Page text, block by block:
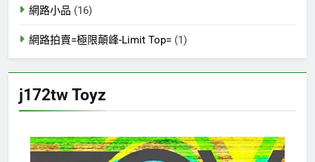
網路小品 (16)
網路拍賣=極限顛峰-Limit Top= (1)
j172tw Toyz